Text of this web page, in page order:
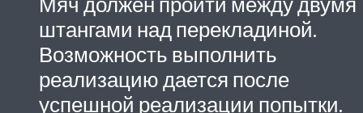
штангами над перекладиной.
Возможность выполнить
реализацию дается после
успешной реализации попытки.